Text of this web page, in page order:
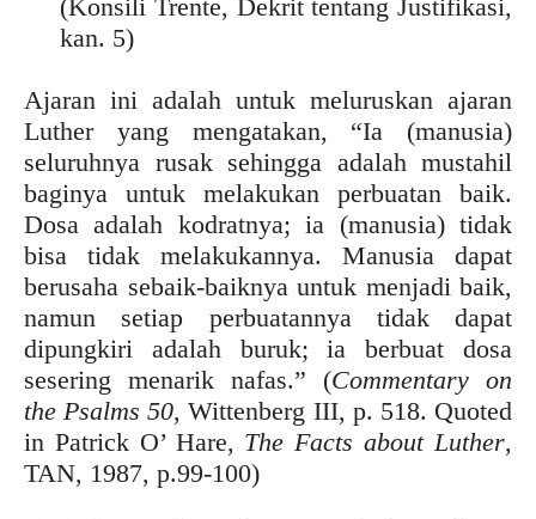
(Konsili Trente, Dekrit tentang Justifikasi,
kan. 5)
Ajaran ini adalah untuk meluruskan ajaran
Luther yang mengatakan, “Ia (manusia)
seluruhnya rusak sehingga adalah mustahil
baginya untuk melakukan perbuatan baik.
Dosa adalah kodratnya; ia (manusia) tidak
bisa tidak melakukannya. Manusia dapat
berusaha sebaik-baiknya untuk menjadi baik,
namun setiap perbuatannya tidak dapat
dipungkiri adalah buruk; ia berbuat dosa
sesering menarik nafas.” (Commentary on
the Psalms 50, Wittenberg III, p. 518. Quoted
in Patrick O’ Hare, The Facts about Luther,
TAN, 1987, p.99-100)